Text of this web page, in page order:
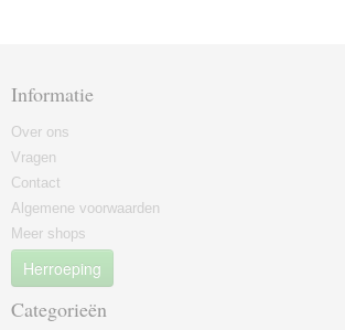
Informatie
Over ons
Vragen
Contact
Algemene voorwaarden
Meer shops
Herroeping
Categorieën